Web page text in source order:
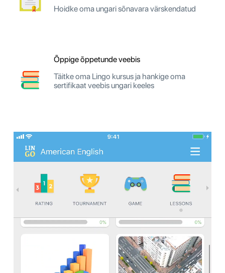
Hoidke oma ungari sõnavara värskendatud
Õppige õppetunde veebis
Täitke oma Lingo kursus ja hankige oma
sertifikaat veebis ungari keeles